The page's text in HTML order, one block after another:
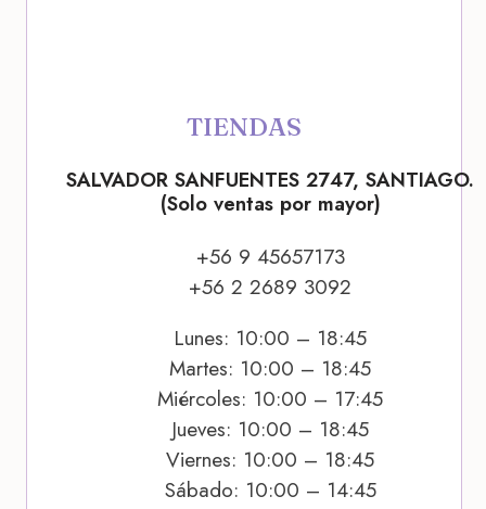
TIENDAS
SALVADOR SANFUENTES 2747, SANTIAGO.
(Solo ventas por mayor)
+56 9 45657173
+56 2 2689 3092
Lunes: 10:00 – 18:45
Martes: 10:00 – 18:45
Miércoles: 10:00 – 17:45
Jueves: 10:00 – 18:45
Viernes: 10:00 – 18:45
Sábado: 10:00 – 14:45